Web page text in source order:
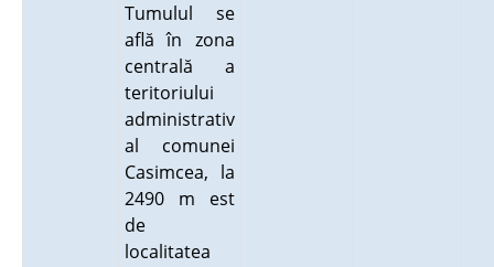
Tumulul se
află în zona
centrală a
teritoriului
administrativ
al comunei
Casimcea, la
2490 m est
de
localitatea